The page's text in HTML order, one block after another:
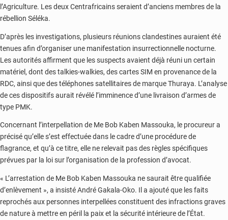
l’Agriculture. Les deux Centrafricains seraient d’anciens membres de la
rébellion Séléka.
D’après les investigations, plusieurs réunions clandestines auraient été
tenues afin d’organiser une manifestation insurrectionnelle nocturne.
Les autorités affirment que les suspects avaient déjà réuni un certain
matériel, dont des talkies-walkies, des cartes SIM en provenance de la
RDC, ainsi que des téléphones satellitaires de marque Thuraya. L’analyse
de ces dispositifs aurait révélé l’imminence d’une livraison d’armes de
type PMK.
Concernant l’interpellation de Me Bob Kaben Massouka, le procureur a
précisé qu’elle s’est effectuée dans le cadre d’une procédure de
flagrance, et qu’à ce titre, elle ne relevait pas des règles spécifiques
prévues par la loi sur l’organisation de la profession d’avocat.
« L’arrestation de Me Bob Kaben Massouka ne saurait être qualifiée
d’enlèvement », a insisté André Gakala-Oko. Il a ajouté que les faits
reprochés aux personnes interpellées constituent des infractions graves
de nature à mettre en péril la paix et la sécurité intérieure de l’État.